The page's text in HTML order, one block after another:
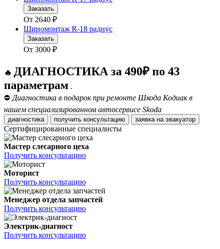
Заказать
От 2640 ₽
Шиномонтаж R-18 радиус
Заказать
От 3000 ₽
🔥 ДИАГНОСТИКА за 490₽ по 43
параметрам .
⛔ Диагностика в подарок при ремонте Шкода Кодиак в
нашем специализированном автосервисе Skoda
диагностика получить консультацию заявка на эвакуатор
Сертифицированные специалисты
Мастер слесарного цеха
Получить консультацию
Моторист
Получить консультацию
Менеджер отдела запчастей
Получить консультацию
Электрик-диагност
Получить консультацию